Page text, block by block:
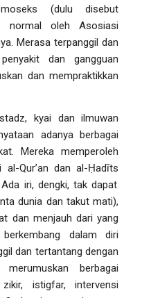
(dulu disebut
normal oleh Asosiasi
Merasa terpanggil dan
dan gangguan
dan mempraktikkan
kyai dan ilmuwan
adanya berbagai
Mereka memperoleh
al-Qur’an danal-Ḥadīts
iri, dengki, tak dapat
dunia dan takut mati),
dan menjauh dari yang
dalam diri
dan tertantang dengan
berbagai
istigfar, intervensi